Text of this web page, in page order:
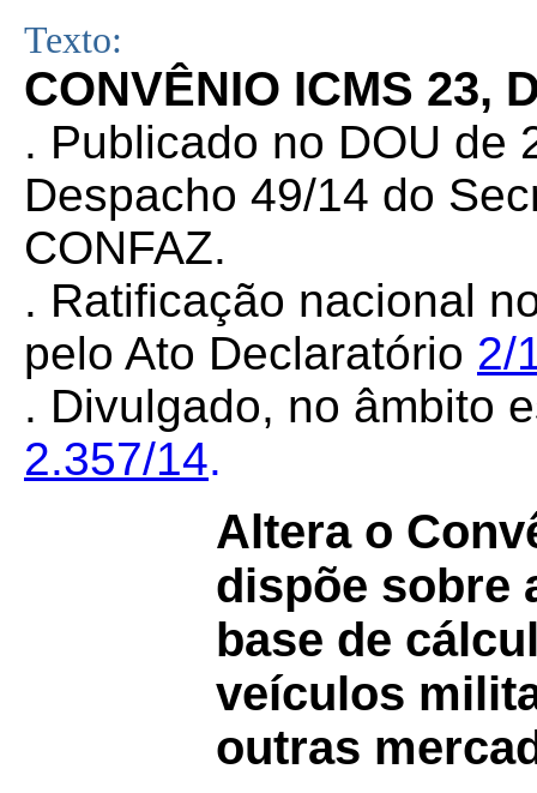
Texto:
CONVÊNIO ICMS 23,
. Publicado no DOU de
Despacho 49/14 do
CONFAZ.
. Ratificação nacional
pelo Ato Declaratório 2/
. Divulgado, no âmbito
2.357/14.
Altera o
dispõe sobre
base de
veículos
outras